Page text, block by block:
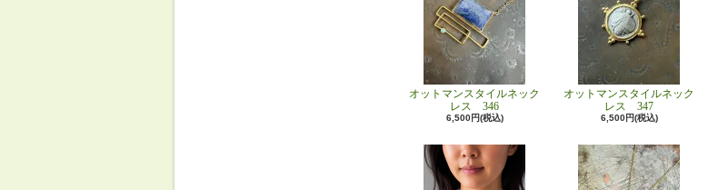
オットマンスタイルネック
レス 346
6,500円(税込)
オットマンスタイルネック
レス 347
6,500円(税込)